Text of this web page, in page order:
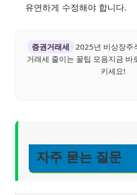
유연하게 수정해야 합니다.
증권거래세
2025년 비상장주
거래세 줄이는 꿀팁 모음지금 바
키세요!
자주 묻는 질문